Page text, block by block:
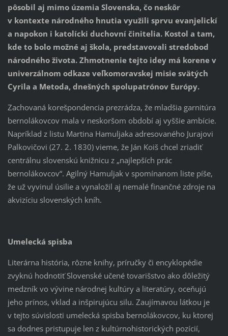
pôsobil aj mimo územia Slovenska, čo neskôr
v kontexte národného hnutia využili sprvu evanjelickí
a napokon i katolícki duchovní činitelia. Kostol a tam,
kde to bolo možné aj škola, predstavovali stredobod
národného života. Zhmotnenie tejto idey má korene v
univerzálnom odkaze veľkomoravskej misie svätých
Cyrila a Metoda, dnešných spolupatrónov Európy.
Zachovaná korešpondencia prezrádza, že mladšia garnitúra
bernolákovcov mala v neskoršom období aj vyššie ambície.
Napríklad z listu Martina Hamuljaka adresovaného Jurajovi
Palkovičovi (27. 2. 1830) vieme, že Ján Koiš chcel zriadiť
centrálnu slovenskú knižnicu z „najlepších prác
bernolákovcov“. Agilný Hamuljak v spomínanom liste píše,
že už vyvinul úsilie a vynaložil aj nemalé finančné zdroje na
akvizíciu slovenských kníh.
Umelecká spisba
Literárna história, rôzne knihy, príručky či encyklopédie
zvyknú hodnotiť Slovenské učené tovarišstvo ako dôležitý
medzník vo vývine národnej kultúry a literatúry, oceňujú
jeho prínos, vklad a inšpirujúcu silu. Zaujímavou látkou je
v tejto súvislosti umelecká spisba bernolákovcov, ku ktorej
sa dodnes pristupuje len z kultúrnohistorických pozícií,